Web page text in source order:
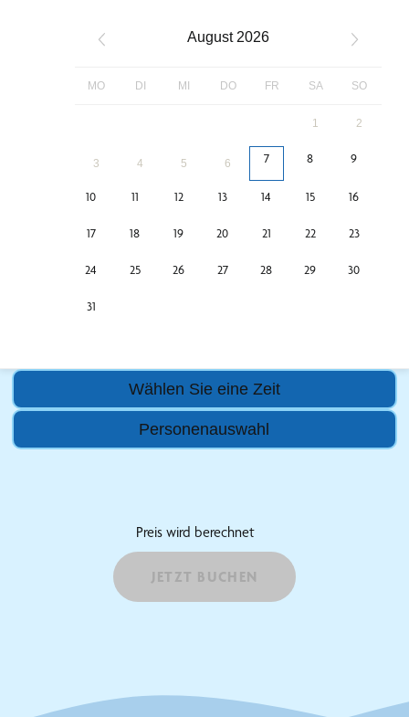
August 2026
MO DI MI DO FR SA SO
1 2
3 4 5 6 7 8 9
10 11 12 13 14 15 16
17 18 19 20 21 22 23
24 25 26 27 28 29 30
31
Wählen Sie eine Zeit
Personenauswahl
Preis wird berechnet
JETZT BUCHEN